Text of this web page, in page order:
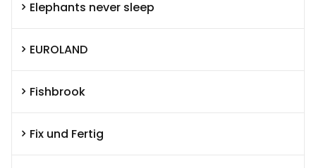
Elephants never sleep
EUROLAND
Fishbrook
Fix und Fertig